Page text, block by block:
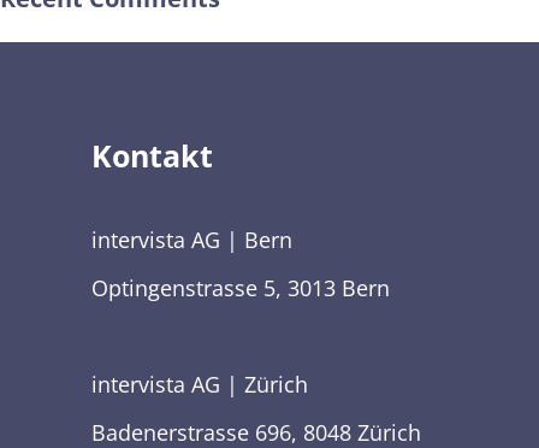
Kontakt
intervista AG | Bern
Optingenstrasse 5, 3013 Bern
intervista AG | Zürich
Badenerstrasse 696, 8048 Zürich